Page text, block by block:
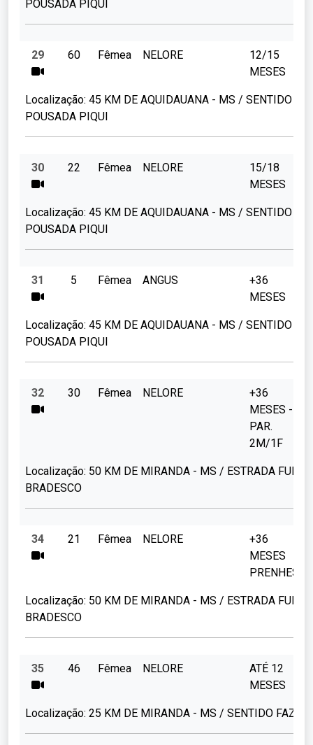
POUSADA PIQUI
29 60 Fêmea NELORE
12/15
MESES
Localização: 45 KM DE AQUIDAUANA - MS / SENTIDO
POUSADA PIQUI
30 22 Fêmea NELORE
15/18
MESES
Localização: 45 KM DE AQUIDAUANA - MS / SENTIDO
POUSADA PIQUI
31 5 Fêmea ANGUS
+36
MESES
Localização: 45 KM DE AQUIDAUANA - MS / SENTIDO
POUSADA PIQUI
32 30 Fêmea NELORE
+36
MESES - 3
PAR.
2M/1F
Localização: 50 KM DE MIRANDA - MS / ESTRADA
BRADESCO
34 21 Fêmea NELORE
+36
MESES
PRENHES
Localização: 50 KM DE MIRANDA - MS / ESTRADA
BRADESCO
35 46 Fêmea NELORE
ATÉ 12
MESES
Localização: 25 KM DE MIRANDA - MS / SENTIDO FAZ